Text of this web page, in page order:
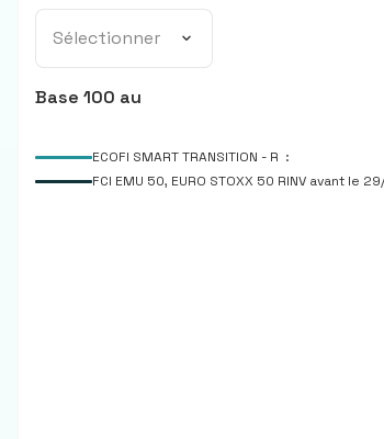
Sélectionner
Base 100 au
ECOFI SMART TRANSITION - R :
FCI EMU 50, EURO STOXX 50 RINV avant le